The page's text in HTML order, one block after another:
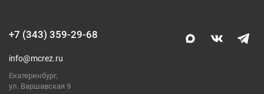
+7 (343) 359-29-68
info@mcrez.ru
Екатеринбург,
ул. Варшавская 9